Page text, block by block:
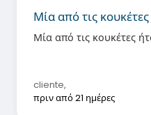
Μία από τις
Μία από τις κουκέτες
cliente,
πριν από 21 ημέρες